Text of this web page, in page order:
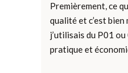
Premièrement, ce
qualité et c’est
j’utilisais du P01
pratique et